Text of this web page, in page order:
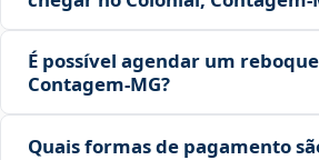
É possível agendar um
Contagem‑MG?
Quais formas de pagamento